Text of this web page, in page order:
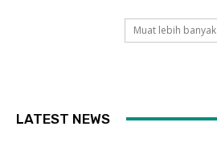
Muat lebih banyak
LATEST NEWS